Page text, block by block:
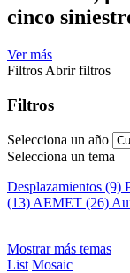
cinco
Ver más
Filtros Abrir filtros
Filtros
Selecciona un año
Selecciona un tema
Desplazamientos (9)
(13) AEMET (26)
Mostrar más temas
List Mosaic